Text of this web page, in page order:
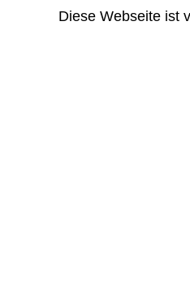
Diese Webseite ist